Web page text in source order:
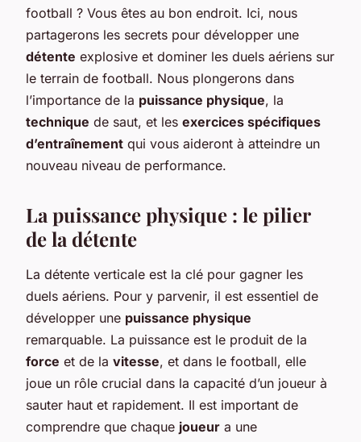
football ? Vous êtes au bon endroit. Ici, nous
partagerons les secrets pour développer une
détente explosive et dominer les duels aériens sur
le terrain de football. Nous plongerons dans
l’importance de la puissance physique, la
technique de saut, et les exercices spécifiques
d’entraînement qui vous aideront à atteindre un
nouveau niveau de performance.
La puissance physique : le pilier
de la détente
La détente verticale est la clé pour gagner les
duels aériens. Pour y parvenir, il est essentiel de
développer une puissance physique
remarquable. La puissance est le produit de la
force et de la vitesse, et dans le football, elle
joue un rôle crucial dans la capacité d’un joueur à
sauter haut et rapidement. Il est important de
comprendre que chaque joueur a une